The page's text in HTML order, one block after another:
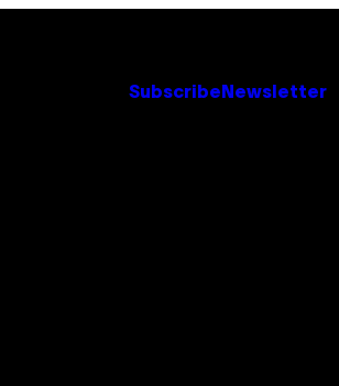
Subscribe Newsletter